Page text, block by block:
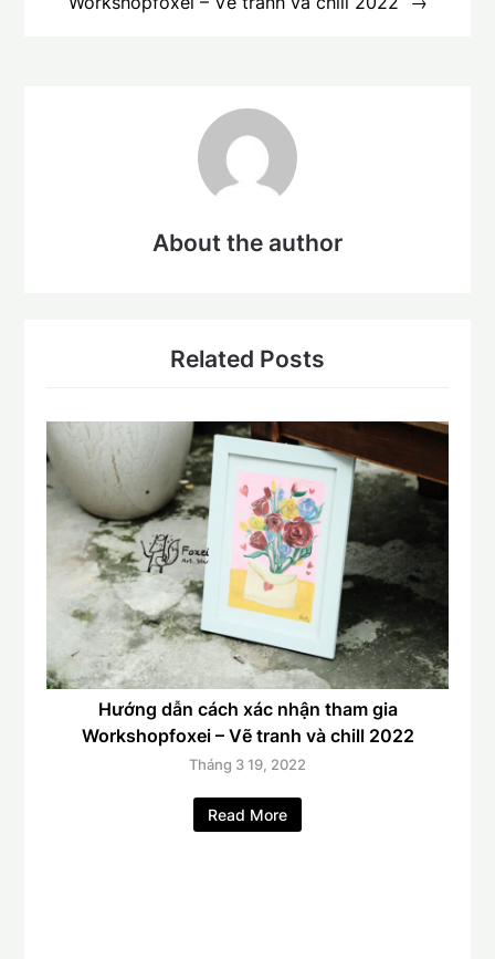
About the author
Related Posts
Hướng dẫn cách xác nhận tham gia
Workshopfoxei – Vẽ tranh và chill 2022
Tháng 3 19, 2022
Read More